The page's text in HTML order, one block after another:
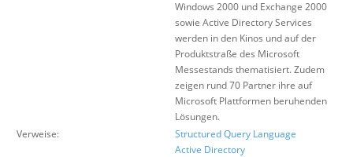
Windows 2000 und Exchange 2000
sowie Active Directory Services
werden in den Kinos und auf der
Produktstraße des Microsoft
Messestands thematisiert. Zudem
zeigen rund 70 Partner ihre auf
Microsoft Plattformen beruhenden
Lösungen.
Verweise:
Structured Query Language
Active Directory